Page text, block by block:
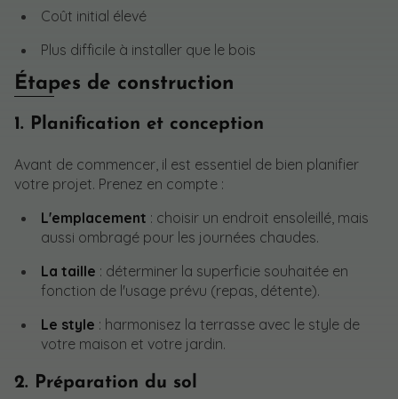
Coût initial élevé
Plus difficile à installer que le bois
Étapes de construction
1. Planification et conception
Avant de commencer, il est essentiel de bien planifier
votre projet. Prenez en compte :
L'emplacement : choisir un endroit ensoleillé, mais
aussi ombragé pour les journées chaudes.
La taille : déterminer la superficie souhaitée en
fonction de l'usage prévu (repas, détente).
Le style : harmonisez la terrasse avec le style de
votre maison et votre jardin.
2. Préparation du sol